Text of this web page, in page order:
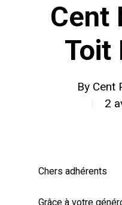
Cent
Toit
By Cent
2
Chers adhérents